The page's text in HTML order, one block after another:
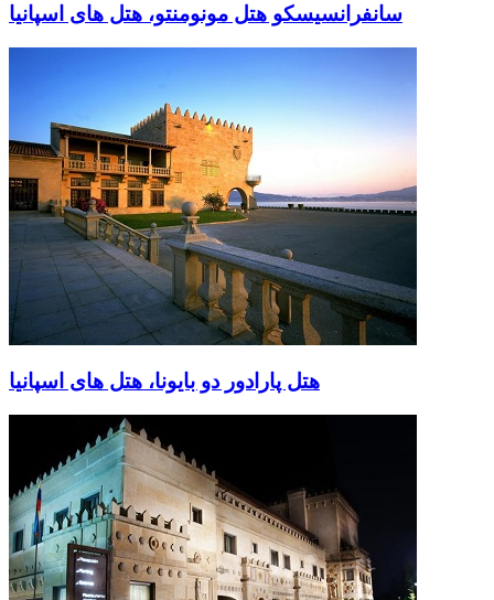
سانفرانسیسکو هتل مونومنتو، هتل های اسپانیا
هتل پارادور دو بایونا، هتل های اسپانیا